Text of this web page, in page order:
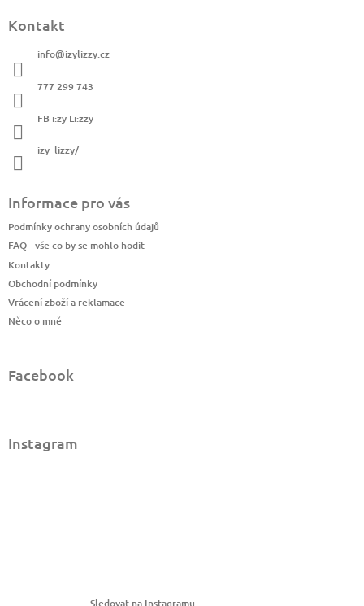
Kontakt
info@izylizzy.cz
777 299 743
FB i:zy Li:zzy
izy_lizzy/
Informace pro vás
Podmínky ochrany osobních údajů
FAQ - vše co by se mohlo hodit
Kontakty
Obchodní podmínky
Vrácení zboží a reklamace
Něco o mně
Facebook
Instagram